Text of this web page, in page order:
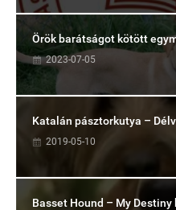
Örök barátságot kötött
2023-07-05
Katalán pásztorkutya –
2019-05-10
Basset Hound – My Destiny